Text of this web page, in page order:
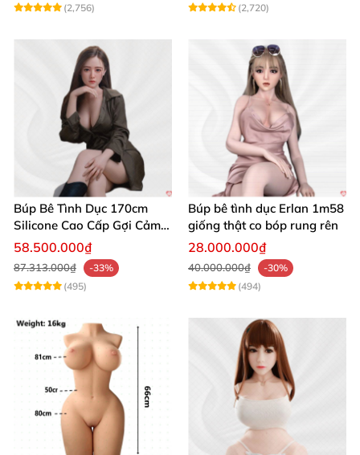
(2,756) (2,720)
Búp Bê Tình Dục 170cm
Silicone Cao Cấp Gợi Cảm
Giống Thật
58.500.000₫
87.313.000₫
-33%
(495)
Búp bê tình dục Erlan 1m58
giống thật co bóp rung rên
28.000.000₫
40.000.000₫
-30%
(494)